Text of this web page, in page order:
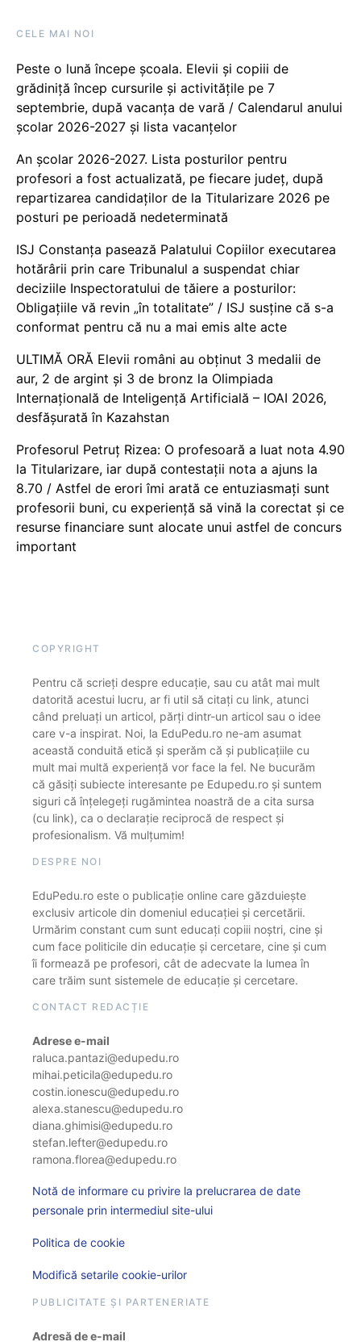
CELE MAI NOI
Peste o lună începe școala. Elevii și copiii de
grădiniță încep cursurile și activitățile pe 7
septembrie, după vacanța de vară / Calendarul anului
școlar 2026-2027 și lista vacanțelor
An școlar 2026-2027. Lista posturilor pentru
profesori a fost actualizată, pe fiecare județ, după
repartizarea candidaților de la Titularizare 2026 pe
posturi pe perioadă nedeterminată
ISJ Constanța pasează Palatului Copiilor executarea
hotărârii prin care Tribunalul a suspendat chiar
deciziile Inspectoratului de tăiere a posturilor:
Obligațiile vă revin „în totalitate” / ISJ susține că s-a
conformat pentru că nu a mai emis alte acte
ULTIMĂ ORĂ Elevii români au obținut 3 medalii de
aur, 2 de argint și 3 de bronz la Olimpiada
Internațională de Inteligență Artificială – IOAI 2026,
desfășurată în Kazahstan
Profesorul Petruț Rizea: O profesoară a luat nota 4.90
la Titularizare, iar după contestații nota a ajuns la
8.70 / Astfel de erori îmi arată ce entuziasmați sunt
profesorii buni, cu experiență să vină la corectat și ce
resurse financiare sunt alocate unui astfel de concurs
important
COPYRIGHT
Pentru că scrieți despre educație, sau cu atât mai mult
datorită acestui lucru, ar fi util să citați cu link, atunci
când preluați un articol, părți dintr-un articol sau o idee
care v-a inspirat. Noi, la EduPedu.ro ne-am asumat
această conduită etică și sperăm că și publicațiile cu
mult mai multă experiență vor face la fel. Ne bucurăm
că găsiți subiecte interesante pe Edupedu.ro și suntem
siguri că înțelegeți rugămintea noastră de a cita sursa
(cu link), ca o declarație reciprocă de respect și
profesionalism. Vă mulțumim!
DESPRE NOI
EduPedu.ro este o publicație online care găzduiește
exclusiv articole din domeniul educației și cercetării.
Urmărim constant cum sunt educați copiii noștri, cine și
cum face politicile din educație și cercetare, cine și cum
îi formează pe profesori, cât de adecvate la lumea în
care trăim sunt sistemele de educație și cercetare.
CONTACT REDACȚIE
Adrese e-mail
raluca.pantazi@edupedu.ro
mihai.peticila@edupedu.ro
costin.ionescu@edupedu.ro
alexa.stanescu@edupedu.ro
diana.ghimisi@edupedu.ro
stefan.lefter@edupedu.ro
ramona.florea@edupedu.ro
Notă de informare cu privire la prelucrarea de date
personale prin intermediul site-ului
Politica de cookie
Modifică setarile cookie-urilor
PUBLICITATE ȘI PARTENERIATE
Adresă de e-mail